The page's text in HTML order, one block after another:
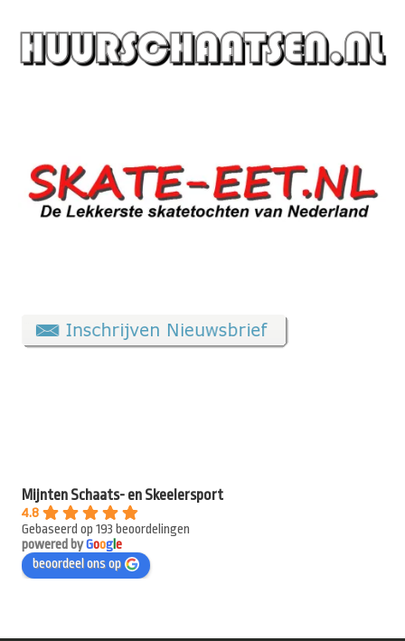
Mijnten Schaats- en Skeelersport
4.8
Gebaseerd op 193 beoordelingen
powered byGooge
beoordeel ons op